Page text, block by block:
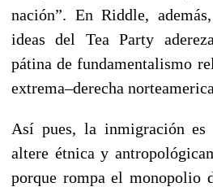
nación”. En Riddle,
ideas del Tea Party
pátina de fundamentalismo
extrema–derecha
Así pues, la inmigración es
altere étnica y
porque rompa el monopolio